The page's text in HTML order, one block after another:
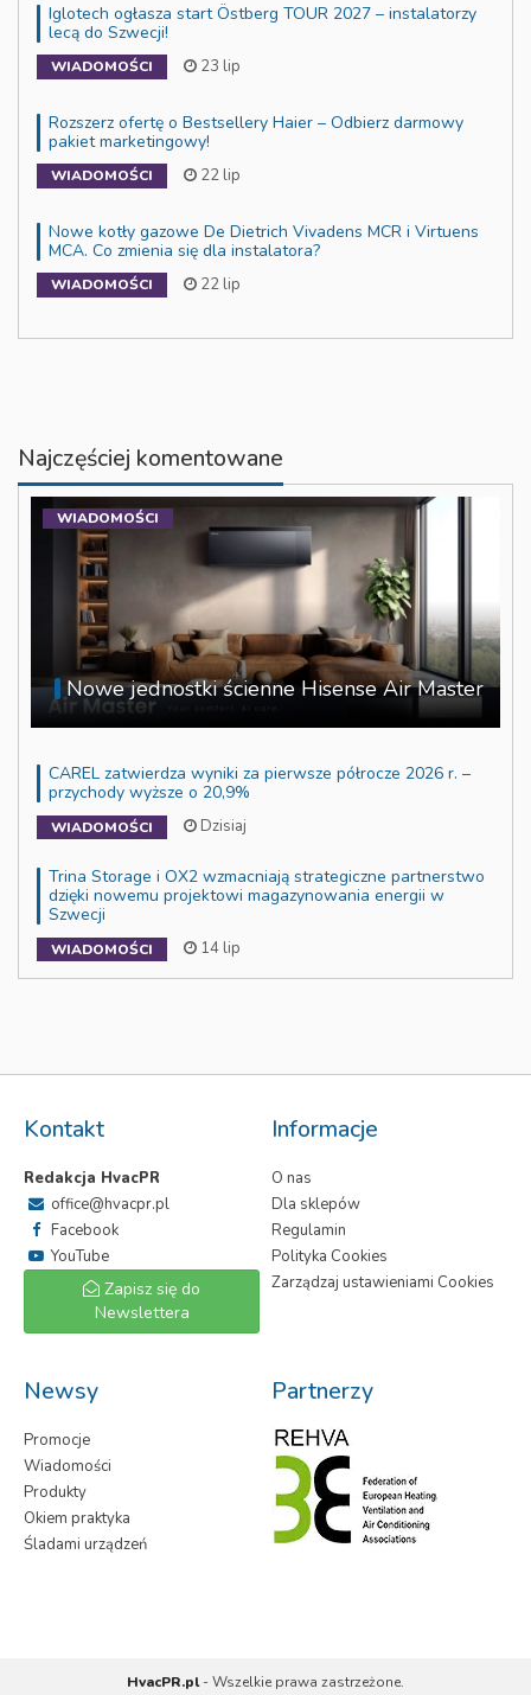
Iglotech ogłasza start Östberg TOUR 2027 – instalatorzy
lecą do Szwecji!
WIADOMOŚCI 23 lip
Rozszerz ofertę o Bestsellery Haier – Odbierz darmowy
pakiet marketingowy!
WIADOMOŚCI 22 lip
Nowe kotły gazowe De Dietrich Vivadens MCR i Virtuens
MCA. Co zmienia się dla instalatora?
WIADOMOŚCI 22 lip
Najczęściej komentowane
Nowe jednostki ścienne Hisense Air Master
WIADOMOŚCI
CAREL zatwierdza wyniki za pierwsze półrocze 2026 r. –
przychody wyższe o 20,9%
WIADOMOŚCI Dzisiaj
Trina Storage i OX2 wzmacniają strategiczne partnerstwo
dzięki nowemu projektowi magazynowania energii w
Szwecji
WIADOMOŚCI 14 lip
Kontakt
Redakcja HvacPR
office@hvacpr.pl
Facebook
YouTube
Zapisz się do
Newslettera
Informacje
O nas
Dla sklepów
Regulamin
Polityka Cookies
Zarządzaj ustawieniami Cookies
Newsy
Promocje
Wiadomości
Produkty
Okiem praktyka
Śladami urządzeń
Partnerzy
HvacPR.pl- Wszelkie prawa zastrzeżone.